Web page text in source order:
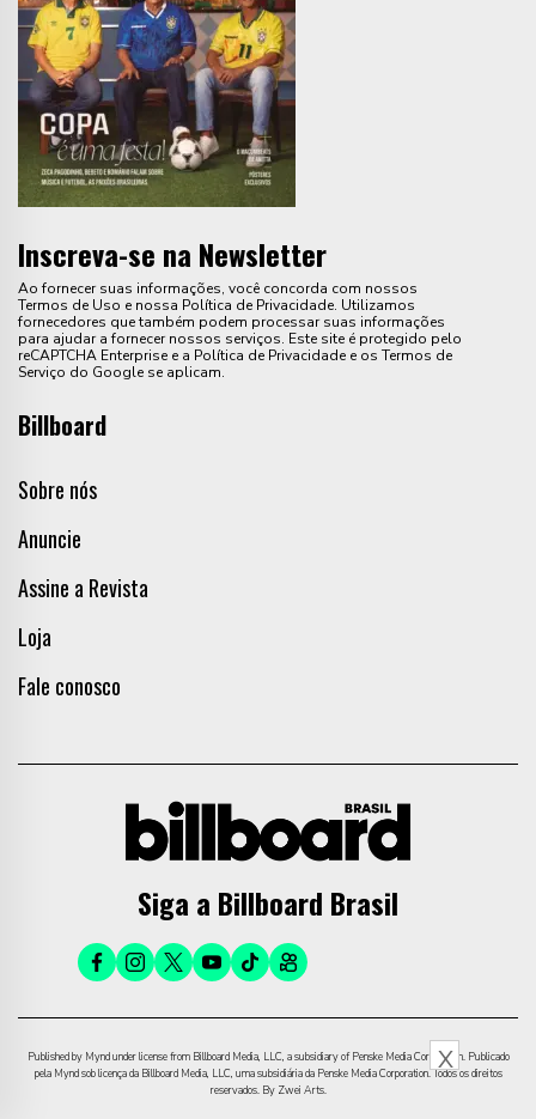
Inscreva-se na Newsletter
Ao fornecer suas informações, você concorda com nossos
Termos de Uso e nossa Política de Privacidade. Utilizamos
fornecedores que também podem processar suas informações
para ajudar a fornecer nossos serviços. Este site é protegido pelo
reCAPTCHA Enterprise e a Política de Privacidade e os Termos de
Serviço do Google se aplicam.
Billboard
Sobre nós
Anuncie
Assine a Revista
Loja
Fale conosco
Siga a Billboard Brasil
Published by Mynd under license from Billboard Media, LLC, a subsidiary of Penske Media Corporation. Publicado
pela Mynd sob licença da Billboard Media, LLC, uma subsidiária da Penske Media Corporation. Todos os direitos
reservados. By Zwei Arts.
X